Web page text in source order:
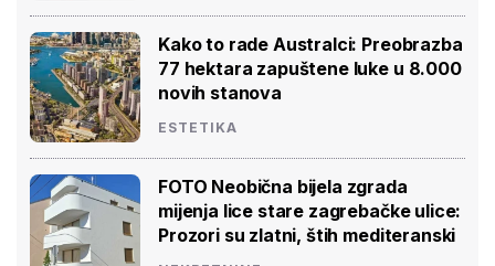
Kako to rade Australci: Preobrazba
77 hektara zapuštene luke u 8.000
novih stanova
ESTETIKA
FOTO Neobična bijela zgrada
mijenja lice stare zagrebačke ulice:
Prozori su zlatni, štih mediteranski